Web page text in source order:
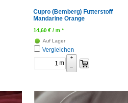
Cupro (Bemberg) Futterstoff
Mandarine Orange
14,60 € / m *
Auf Lager
Vergleichen
m
+
–